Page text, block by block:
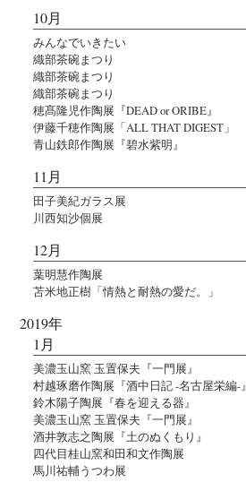
10月
みんなでいきたい
織部茶碗まつり
織部茶碗まつり
織部茶碗まつり
穂髙隆児作陶展『DEAD or ORIBE』
伊藤千穂作陶展「ALL THAT DIGEST」
青山鉄郎作陶展『碧水紫明』
11月
田子美紀ガラス展
川西知沙個展
12月
葉明慧作陶展
苫米地正樹「情熱と耐熱の愛だ。」
2019年
1月
美濃玉山窯 玉置保夫『一門展』
村越琢磨作陶展『酒中日記 -名古屋栄編-』
鈴木陽子陶展『春を迎える器』
美濃玉山窯 玉置保夫『一門展』
酒井敦志之陶展『土のぬくもり』
四代目桂山窯和田和文作陶展
馬川祐輔うつわ展